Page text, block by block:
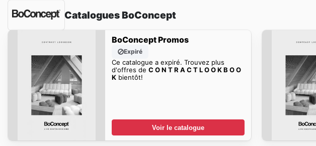
Catalogues BoConcept
BoConcept Promos
Expiré
Ce catalogue a expiré. Trouvez plus
d'offres de C O N T R A C T L O O K B O O
Kbientôt!
Voir le catalogue